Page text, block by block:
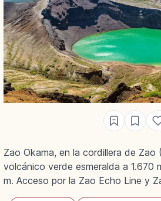
Zao Okama, en la cordillera de Zao
volcánico verde esmeralda a 1.670
m. Acceso por la Zao Echo Line y